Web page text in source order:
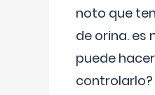
noto que
de orina. es
puede
controlarlo?